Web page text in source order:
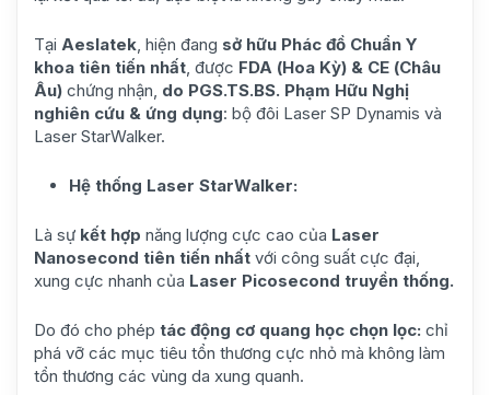
Tại Aeslatek, hiện đang sở hữu Phác đồ Chuẩn Y
khoa tiên tiến nhất, được FDA (Hoa Kỳ) & CE (Châu
Âu) chứng nhận, do PGS.TS.BS. Phạm Hữu Nghị
nghiên cứu & ứng dụng: bộ đôi Laser SP Dynamis và
Laser StarWalker.
Hệ thống Laser StarWalker:
Là sự kết hợp năng lượng cực cao của Laser
Nanosecond tiên tiến nhất với công suất cực đại,
xung cực nhanh của Laser Picosecond truyền thống.
Do đó cho phép tác động cơ quang học chọn lọc: chỉ
phá vỡ các mục tiêu tổn thương cực nhỏ mà không làm
tổn thương các vùng da xung quanh.